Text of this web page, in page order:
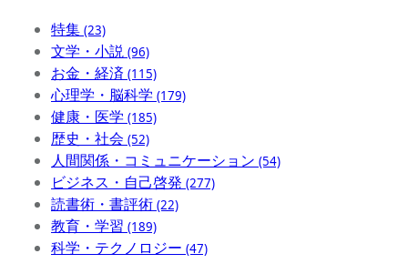
特集 (23)
文学・小説 (96)
お金・経済 (115)
心理学・脳科学 (179)
健康・医学 (185)
歴史・社会 (52)
人間関係・コミュニケーション (54)
ビジネス・自己啓発 (277)
読書術・書評術 (22)
教育・学習 (189)
科学・テクノロジー (47)